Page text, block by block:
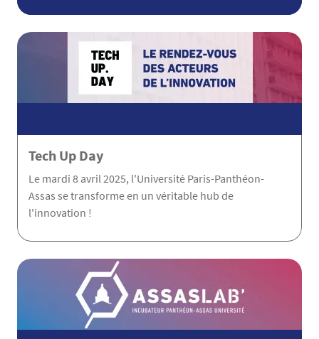
Tech Up Day
Le mardi 8 avril 2025, l'Université Paris-Panthéon-
Assas se transforme en un véritable hub de
l'innovation !